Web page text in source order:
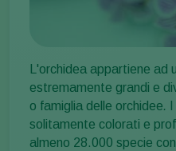
L'orchidea appartiene ad
estremamente grandi e
o famiglia delle orchidee.
solitamente colorati e
almeno 28.000 specie